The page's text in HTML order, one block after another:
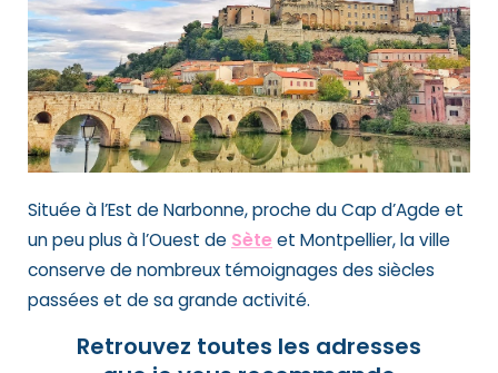
Située à l’Est de Narbonne, proche du Cap d’Agde et
un peu plus à l’Ouest de Sète et Montpellier, la ville
conserve de nombreux témoignages des siècles
passées et de sa grande activité.
Retrouvez toutes les adresses